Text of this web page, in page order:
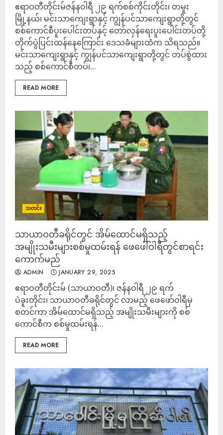
ဧရာဝတီတိုင်းမ်ဇန်နဝါရီ ၂၉ ရက်စစ်ကိုင်းတိုင်း၊ တမူး
မြို့နယ်၊ မင်းသာကျေးရွာနှင့် ကျွန်ပင်သာကျေးရွာတို့တွင်
စစ်ကောင်စီပူးပေါင်းတပ်နှင့် တော်လှန်ရေးပူးပေါင်းတပ်တို့
တိုက်ပွဲပြင်းထန်နေကြောင်း ဒေသခံများထံက သိရသည်။
မင်းသာကျေးရွာနှင့် ကျွန်ပင်သာကျေးရွာတို့တွင် တပ်စွဲထား
သည့် စစ်ကောင်စီတပ်၊...
READ MORE
သတင်း
သာယာဝတီခရိုင်တွင် အိမ်ထောင်မရှိသည့်
အမျိုးသမီးများစစ်မှုထမ်းရန် ဖေဖေါ်ဝါရီတွင်စာရင်း
ကောက်မည်
ADMIN JANUARY 29, 2025
ဧရာဝတီတိုင်းမ် (သာယာဝတီ)၊ ဇန်နဝါရီ ၂၉ ရက်
ပဲခူးတိုင်း၊ သာယာဝတီခရိုင်တွင် လာမည့် ဖေဖော်ဝါရီမှ
စတင်ကာ အိမ်ထောင်မရှိသည့် အမျိုးသမီးများကို စစ်
ကောင်စီက စစ်မှုထမ်းရန်...
READ MORE